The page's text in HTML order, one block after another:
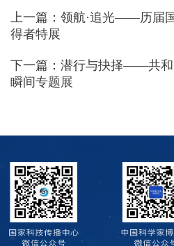
上一篇： 领航·追光——历届
得者特展
下一篇： 潜行与抉择——共和
瞬间专题展